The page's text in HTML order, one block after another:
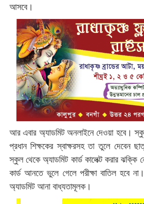
আসবে।
আর এবার অ্যাডমিট অনলাইনে দেওয়া হবে।
প্রধান শিক্ষকের স্বাক্ষরসহ তা তুলে দেবেন
স্কুল থেকে অ্যাডমিট কার্ড কালেক্ট করার ঝক্কি
কার্ড আনতে ভুলে গেলে পরীক্ষা বাতিল হবে
অ্যাডমিট আনা বাধ্যতামূলক।